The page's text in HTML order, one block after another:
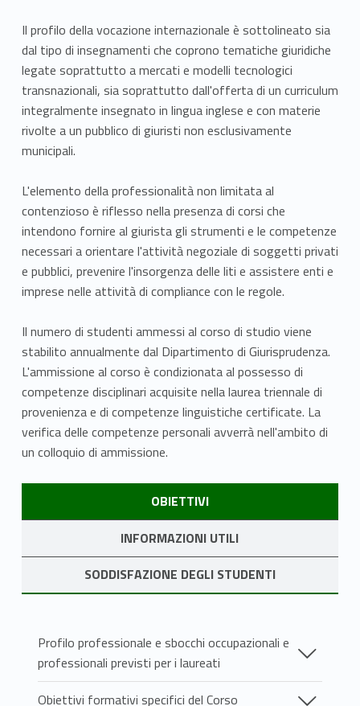
Il profilo della vocazione internazionale è sottolineato sia
dal tipo di insegnamenti che coprono tematiche giuridiche
legate soprattutto a mercati e modelli tecnologici
transnazionali, sia soprattutto dall'offerta di un curriculum
integralmente insegnato in lingua inglese e con materie
rivolte a un pubblico di giuristi non esclusivamente
municipali.
L'elemento della professionalità non limitata al
contenzioso è riflesso nella presenza di corsi che
intendono fornire al giurista gli strumenti e le competenze
necessari a orientare l'attività negoziale di soggetti privati
e pubblici, prevenire l'insorgenza delle liti e assistere enti e
imprese nelle attività di compliance con le regole.
Il numero di studenti ammessi al corso di studio viene
stabilito annualmente dal Dipartimento di Giurisprudenza.
L'ammissione al corso è condizionata al possesso di
competenze disciplinari acquisite nella laurea triennale di
provenienza e di competenze linguistiche certificate. La
verifica delle competenze personali avverrà nell'ambito di
un colloquio di ammissione.
Skip back to navigation
LINK IDENTIFIER #IDENTIFIER__48664-1
OBIETTIVI
LINK IDENTIFIER #IDENTIFIER__57390-2
INFORMAZIONI UTILI
LINK IDENTIFIER #IDENTIFIER__188427-3
SODDISFAZIONE DEGLI STUDENTI
Profilo professionale e sbocchi occupazionali e
professionali previsti per i laureati
Giurista esperto di diritto e tecnologia per
Obiettivi formativi specifici del Corso